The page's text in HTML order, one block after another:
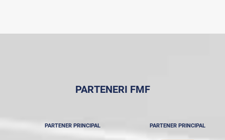
PARTENERI FMF
PARTENER PRINCIPAL PARTENER PRINCIPAL